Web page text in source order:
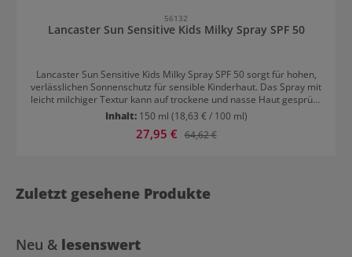
56132
Lancaster Sun Sensitive Kids Milky Spray SPF 50
Lancaster Sun Sensitive Kids Milky Spray SPF 50 sorgt für hohen,
verlässlichen Sonnenschutz für sensible Kinderhaut. Das Spray mit
leicht milchiger Textur kann auf trockene und nasse Haut gesprüht
werden und ist sowohl wasser-, als auch schweißfest. Es ist das
ideale Sonnenspray für den Strand, denn es ist auch
sandabweisend! Somit bleibt der Sand nicht auf der Haut kleben.
bewährten Sunsicalm Komplex ausgestattet. So bleibt empfindliche
Kinderhaut rundum vor UVA, UVB, Infrarot und sichtbarem Licht
Sonnenschutz Spray mehrmals täglich großzügig auf die Haut
auftragen. Besonders benutzerfreundliches Spray – ideal für
Inhalt: 150 ml (18,63 € / 100 ml)
Verkaufspreis:
27,95 € Regulärer Preis:
64,62 €
Zuletzt gesehene Produkte
Neu & lesenswert